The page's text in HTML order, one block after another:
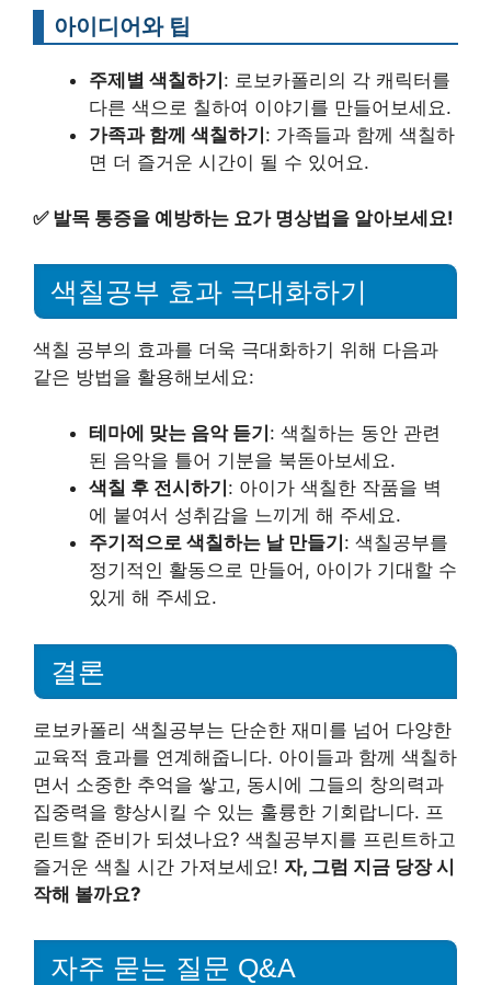
아이디어와 팁
주제별 색칠하기 : 로보카폴리의 각 캐릭터를
다른 색으로 칠하여 이야기를 만들어보세요.
가족과 함께 색칠하기 : 가족들과 함께 색칠하
면 더 즐거운 시간이 될 수 있어요.
✅ 발목 통증을 예방하는 요가 명상법을 알아보세요!
색칠공부 효과 극대화하기
색칠 공부의 효과를 더욱 극대화하기 위해 다음과
같은 방법을 활용해보세요:
테마에 맞는 음악 듣기: 색칠하는 동안 관련
된 음악을 틀어 기분을 북돋아보세요.
색칠 후 전시하기: 아이가 색칠한 작품을 벽
에 붙여서 성취감을 느끼게 해 주세요.
주기적으로 색칠하는 날 만들기: 색칠공부를
정기적인 활동으로 만들어, 아이가 기대할 수
있게 해 주세요.
결론
로보카폴리 색칠공부는 단순한 재미를 넘어 다양한
교육적 효과를 연계해줍니다. 아이들과 함께 색칠하
면서 소중한 추억을 쌓고, 동시에 그들의 창의력과
집중력을 향상시킬 수 있는 훌륭한 기회랍니다. 프
린트할 준비가 되셨나요? 색칠공부지를 프린트하고
즐거운 색칠 시간 가져보세요! 자, 그럼 지금 당장 시
작해 볼까요?
자주 묻는 질문 Q&A